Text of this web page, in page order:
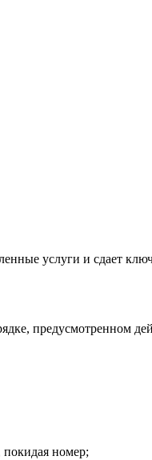
услуги и сдает
предусмотренном
номер;